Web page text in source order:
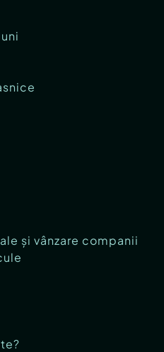
și vânzare companii